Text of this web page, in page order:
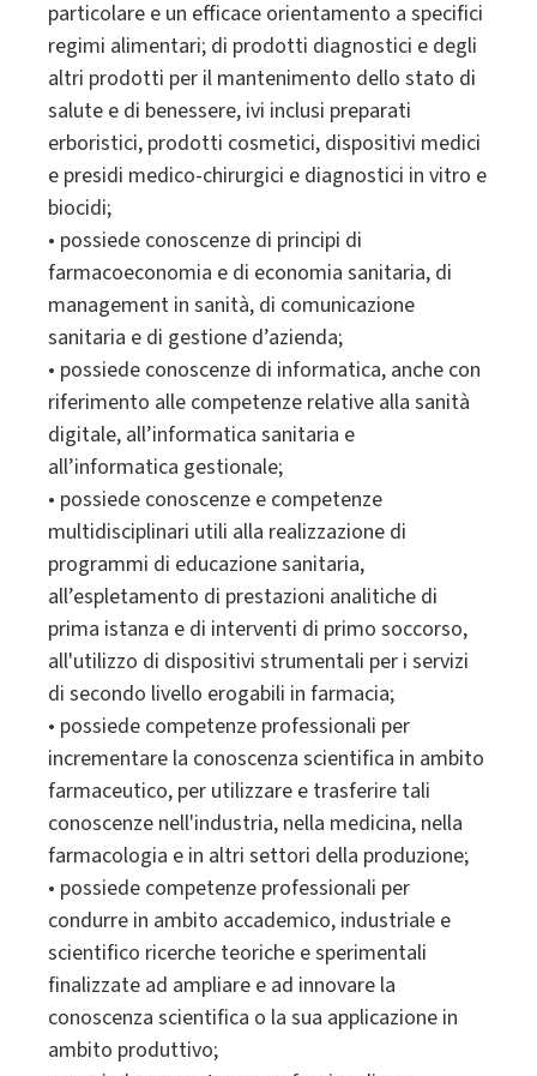
particolare e un efficace orientamento a specifici
regimi alimentari; di prodotti diagnostici e degli
altri prodotti per il mantenimento dello stato di
salute e di benessere, ivi inclusi preparati
erboristici, prodotti cosmetici, dispositivi medici
e presidi medico-chirurgici e diagnostici in vitro e
biocidi;
• possiede conoscenze di principi di
farmacoeconomia e di economia sanitaria, di
management in sanità, di comunicazione
sanitaria e di gestione d’azienda;
• possiede conoscenze di informatica, anche con
riferimento alle competenze relative alla sanità
digitale, all’informatica sanitaria e
all’informatica gestionale;
• possiede conoscenze e competenze
multidisciplinari utili alla realizzazione di
programmi di educazione sanitaria,
all’espletamento di prestazioni analitiche di
prima istanza e di interventi di primo soccorso,
all'utilizzo di dispositivi strumentali per i servizi
di secondo livello erogabili in farmacia;
• possiede competenze professionali per
incrementare la conoscenza scientifica in ambito
farmaceutico, per utilizzare e trasferire tali
conoscenze nell'industria, nella medicina, nella
farmacologia e in altri settori della produzione;
• possiede competenze professionali per
condurre in ambito accademico, industriale e
scientifico ricerche teoriche e sperimentali
finalizzate ad ampliare e ad innovare la
conoscenza scientifica o la sua applicazione in
ambito produttivo;